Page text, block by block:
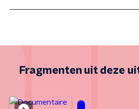
Fragmenten uit deze